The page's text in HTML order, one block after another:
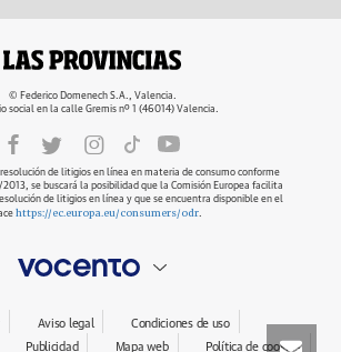
© Federico Domenech S.A., Valencia.
social en la calle Gremis nº 1 (46014) Valencia.
de litigios en línea en materia de consumo conforme
se buscará la posibilidad que la Comisión Europea facilita
de litigios en línea y que se encuentra disponible en el
https://ec.europa.eu/consumers/odr.
Aviso legal
Condiciones de uso
Publicidad Mapa web Política de cookies